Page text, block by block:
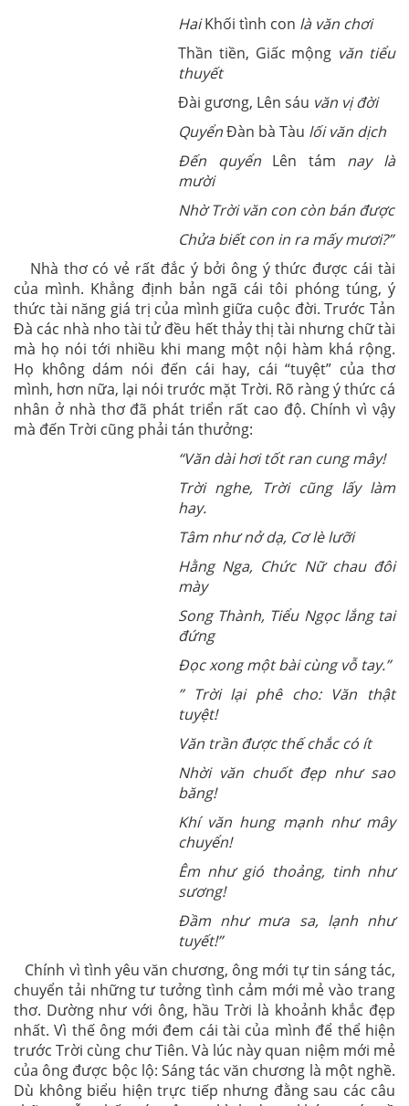
HaiKhối tình con là văn chơi
Thần tiền, Giấc mộng văn tiểu
thuyết
Đài gương, Lên sáu văn vị đời
QuyểnĐàn bà Tàu lối văn dịch
Đến quyển Lên tám nay là
mười
Nhờ Trời văn con còn bán được
Chửa biết con in ra mấy mươi?”
Nhà thơ có vẻ rất đắc ý bởi ông ý thức được cái tài
của mình. Khẳng định bản ngã cái tôi phóng túng, ý
thức tài năng giá trị của mình giữa cuộc đời. Trước Tản
Đà các nhà nho tài tử đều hết thảy thị tài nhưng chữ tài
mà họ nói tới nhiều khi mang một nội hàm khá rộng.
Họ không dám nói đến cái hay, cái “tuyệt” của thơ
mình, hơn nữa, lại nói trước mặt Trời. Rõ ràng ý thức cá
nhân ở nhà thơ đã phát triển rất cao độ. Chính vì vậy
mà đến Trời cũng phải tán thưởng:
“Văn dài hơi tốt ran cung mây!
Trời nghe, Trời cũng lấy làm
hay.
Tâm như nở dạ, Cơ lè lưỡi
Hằng Nga, Chức Nữ chau đôi
mày
Song Thành, Tiểu Ngọc lắng tai
đứng
Đọc xong một bài cùng vỗ tay.”
” Trời lại phê cho: Văn thật
tuyệt!
Văn trần được thế chắc có ít
Nhời văn chuốt đẹp như sao
băng!
Khí văn hung mạnh như mây
chuyển!
Êm như gió thoảng, tinh như
sương!
Đầm như mưa sa, lạnh như
tuyết!”
Chính vì tình yêu văn chương, ông mới tự tin sáng tác,
chuyển tải những tư tưởng tình cảm mới mẻ vào trang
thơ. Dường như với ông, hầu Trời là khoảnh khắc đẹp
nhất. Vì thế ông mới đem cái tài của mình để thể hiện
trước Trời cùng chư Tiên. Và lúc này quan niệm mới mẻ
của ông được bộc lộ: Sáng tác văn chương là một nghề.
Dù không biểu hiện trực tiếp nhưng đằng sau các câu